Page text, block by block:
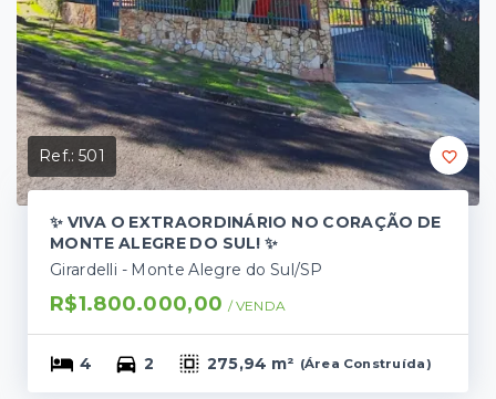
Ref.:501
✨ VIVA O EXTRAORDINÁRIO NO CORAÇÃO DE
MONTE ALEGRE DO SUL! ✨
Girardelli - Monte Alegre do Sul/SP
R$1.800.000,00 / VENDA
4 2 275,94 m² (Área Construída)